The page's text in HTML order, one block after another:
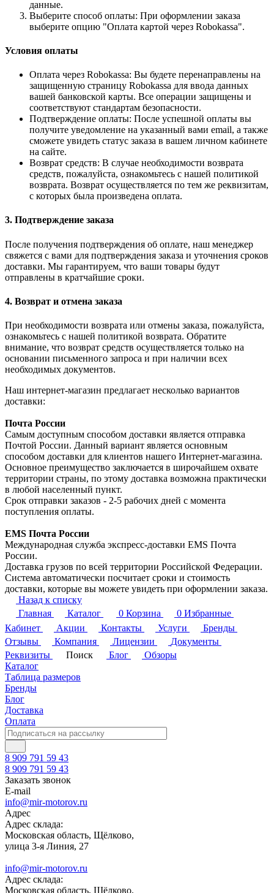
данные.
Выберите способ оплаты: При оформлении заказа
выберите опцию "Оплата картой через Robokassa".
Условия оплаты
Оплата через Robokassa: Вы будете перенаправлены на
защищенную страницу Robokassa для ввода данных
вашей банковской карты. Все операции защищены и
соответствуют стандартам безопасности.
Подтверждение оплаты: После успешной оплаты вы
получите уведомление на указанный вами email, а также
сможете увидеть статус заказа в вашем личном кабинете
на сайте.
Возврат средств: В случае необходимости возврата
средств, пожалуйста, ознакомьтесь с нашей политикой
возврата. Возврат осуществляется по тем же реквизитам,
с которых была произведена оплата.
3. Подтверждение заказа
После получения подтверждения об оплате, наш менеджер
свяжется с вами для подтверждения заказа и уточнения сроков
доставки. Мы гарантируем, что ваши товары будут
отправлены в кратчайшие сроки.
4. Возврат и отмена заказа
При необходимости возврата или отмены заказа, пожалуйста,
ознакомьтесь с нашей политикой возврата. Обратите
внимание, что возврат средств осуществляется только на
основании письменного запроса и при наличии всех
необходимых документов.
Наш интернет-магазин предлагает несколько вариантов
доставки:
Почта России
Самым доступным способом доставки является отправка
Почтой России. Данный вариант является основным
способом доставки для клиентов нашего Интернет-магазина.
Основное преимущество заключается в широчайшем охвате
территории страны, по этому доставка возможна практически
в любой населенный пункт.
Срок отправки заказов - 2-5 рабочих дней с момента
поступления оплаты.
EMS Почта России
Международная служба экспресс-доставки EMS Почта
России.
Доставка грузов по всей территории Российской Федерации.
Система автоматически посчитает сроки и стоимость
доставки, которые вы можете увидеть при оформлении заказа.
Назад к списку
Главная
Каталог 0 Корзина 0 Избранные
Кабинет
Акции Контакты Услуги
Бренды
Отзывы
Компания Лицензии
Документы
Реквизиты
Поиск Блог
Обзоры
Каталог
Таблица размеров
Бренды
Блог
Доставка
Оплата
8 909 791 59 43
8 909 791 59 43
Заказать звонок
E-mail
info@mir-motorov.ru
Адрес
Адрес склада:
Московская область, Щёлково,
улица 3-я Линия, 27
info@mir-motorov.ru
Адрес склада:
Московская область, Щёлково,